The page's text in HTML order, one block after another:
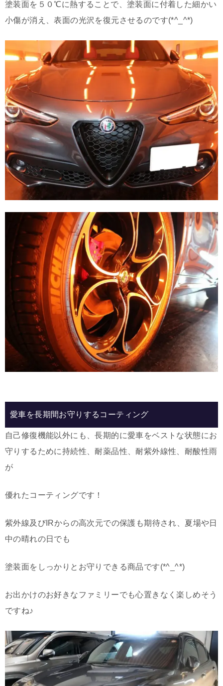
塗装面を５０℃に熱することで、塗装面に付着した細かい
小傷が消え、表面の光沢を復元させるのです(*^_^*)
愛車を長期間お守りするコーティング
自己修復機能以外にも、長期的に愛車をベストな状態にお
守りするために持続性、耐薬品性、耐紫外線性、耐酸性雨
が
優れたコーティングです！
紫外線及びIRからの高次元での保護も期待され、夏場や日
中の晴れの日でも
塗装面をしっかりとお守りできる商品です(*^_^*)
お出かけのお好きなファミリーでも心置きなく楽しめそう
ですね♪